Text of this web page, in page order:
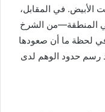
الأبيض. في المقابل،
المنطقة—من الشرخ
لحظة ما أن صعودها
رسم حدود الوهم لدى